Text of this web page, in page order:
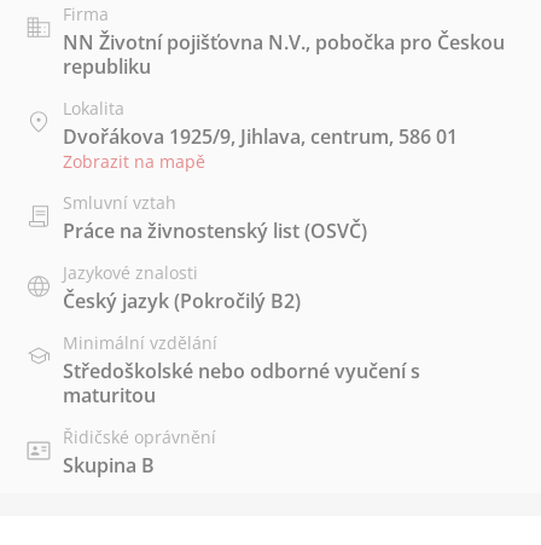
Firma
NN Životní pojišťovna N.V., pobočka pro Českou
republiku
Lokalita
Dvořákova 1925/9, Jihlava, centrum, 586 01
Zobrazit na mapě
Smluvní vztah
Práce na živnostenský list (OSVČ)
Jazykové znalosti
Český jazyk(Pokročilý B2)
Minimální vzdělání
Středoškolské nebo odborné vyučení s
maturitou
Řidičské oprávnění
Skupina B